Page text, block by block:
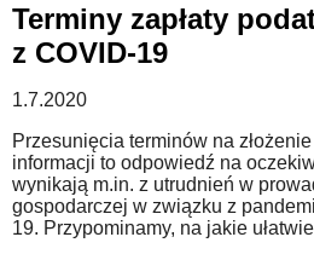
Terminy zapłaty
z COVID-19
1.7.2020
Przesunięcia terminów na
informacji to odpowiedź na
wynikają m.in. z utrudnień w
gospodarczej w związku z
19. Przypominamy, na jakie